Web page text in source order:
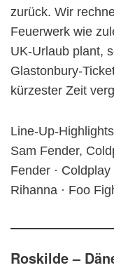
zurück. Wir
Feuerwerk wie
UK-Urlaub plant,
Glastonbury-
kürzester Zeit
Line-Up-
Sam Fender,
Fender ·
Rihanna · Foo
Roskilde –